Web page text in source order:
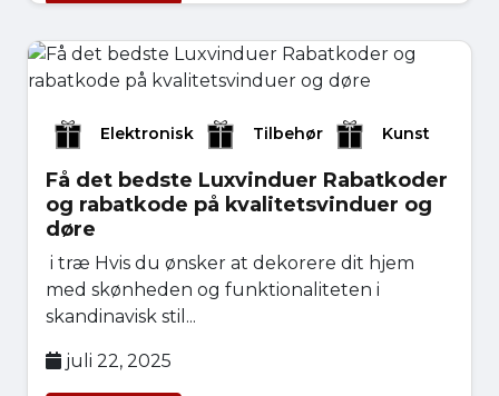
Elektronisk Tilbehør Kunst
Få det bedste Luxvinduer Rabatkoder
og rabatkode på kvalitetsvinduer og
døre
i træ Hvis du ønsker at dekorere dit hjem
med skønheden og funktionaliteten i
skandinavisk stil...
juli 22, 2025